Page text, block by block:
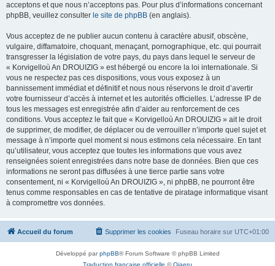
acceptons et que nous n’acceptons pas. Pour plus d’informations concernant
phpBB, veuillez consulter le site de phpBB (en anglais).
Vous acceptez de ne publier aucun contenu à caractère abusif, obscène,
vulgaire, diffamatoire, choquant, menaçant, pornographique, etc. qui pourrait
transgresser la législation de votre pays, du pays dans lequel le serveur de
« Korvigelloù An DROUIZIG » est hébergé ou encore la loi internationale. Si
vous ne respectez pas ces dispositions, vous vous exposez à un
bannissement immédiat et définitif et nous nous réservons le droit d’avertir
votre fournisseur d’accès à internet et les autorités officielles. L’adresse IP de
tous les messages est enregistrée afin d’aider au renforcement de ces
conditions. Vous acceptez le fait que « Korvigelloù An DROUIZIG » ait le droit
de supprimer, de modifier, de déplacer ou de verrouiller n’importe quel sujet et
message à n’importe quel moment si nous estimons cela nécessaire. En tant
qu’utilisateur, vous acceptez que toutes les informations que vous avez
renseignées soient enregistrées dans notre base de données. Bien que ces
informations ne seront pas diffusées à une tierce partie sans votre
consentement, ni « Korvigelloù An DROUIZIG », ni phpBB, ne pourront être
tenus comme responsables en cas de tentative de piratage informatique visant
à compromettre vos données.
Accueil du forum Fuseau horaire sur UTC+01:00
Supprimer les cookies
Développé parphpBB® Forum Software © phpBB Limited
Traduction française officielle ©Qiaeru